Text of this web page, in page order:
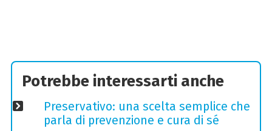
Potrebbe interessarti anche
Preservativo: una scelta semplice che
parla di prevenzione e cura di sé